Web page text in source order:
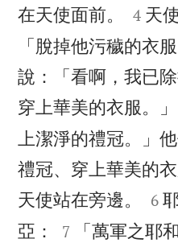
在天使面前。


4 天
「脫掉他污穢的衣
說：「看啊，我已
穿上華美的衣服。」
上潔淨的禮冠。」
禮冠、穿上華美的
天使站在旁邊。


6
亞：


7
「萬軍之耶